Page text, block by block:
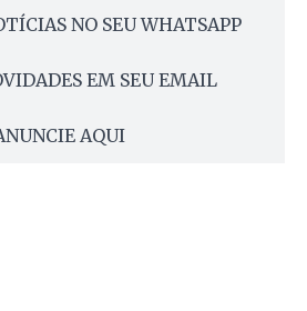
NO SEU WHATSAPP
EM SEU EMAIL
AQUI